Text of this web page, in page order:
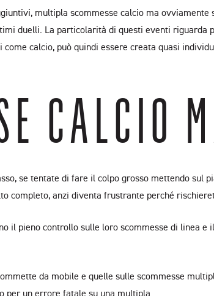
multipla scommesse calcio ma
duelli. La particolarità di questi eventi
come calcio, può quindi essere creata quasi
CALCIO
se tentate di fare il colpo grosso mettendo
completo, anzi diventa frustrante perché
il pieno controllo sulle loro scommesse di linea
da mobile e quelle sulle scommesse
un errore fatale su una multipla.